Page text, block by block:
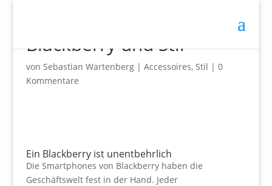
Blackberry und Stil
von Sebastian Wartenberg| Accessoires, Stil | 0
Kommentare
Ein Blackberry ist unentbehrlich
Die Smartphones von Blackberry haben die
Geschäftswelt fest in der Hand. Jeder